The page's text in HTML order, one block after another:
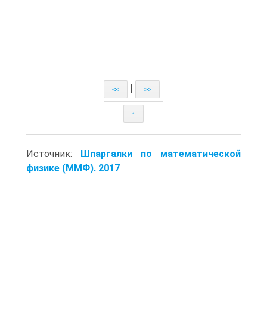
<< | >>
↑
Источник:
Шпаргалки по математической
физике (ММФ). 2017